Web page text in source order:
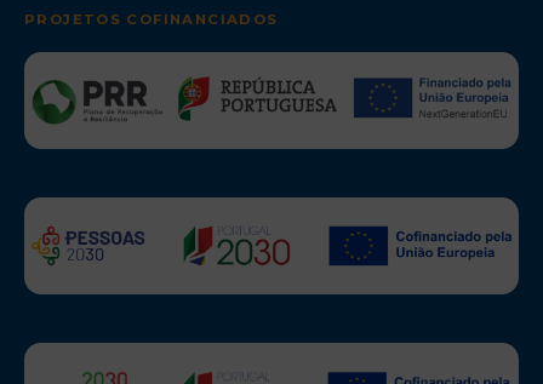
PROJETOS COFINANCIADOS